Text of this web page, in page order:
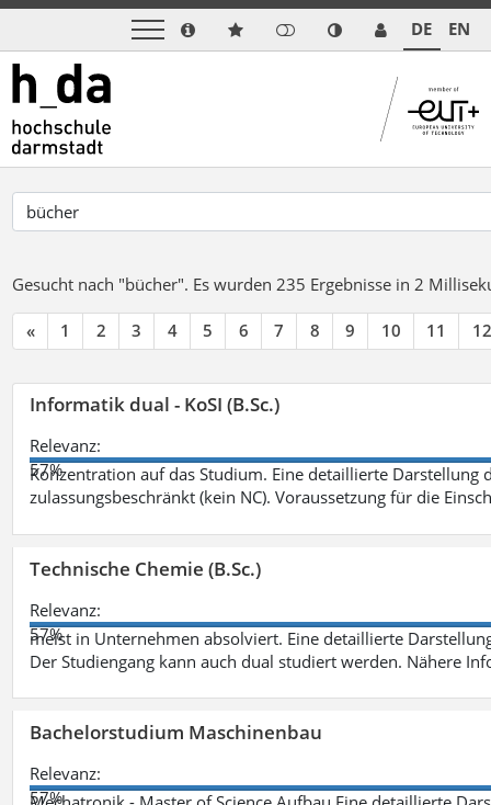
DE EN
Gesucht nach "bücher". Es wurden 235 Ergebnisse in 2
« 1 2 3 4 5 6 7 8 9 10 11 12
Informatik dual - KoSI (B.Sc.)
Relevanz:
57%
Konzentration auf das Studium. Eine detaillierte
zulassungsbeschränkt (kein NC). Voraussetzung für die
Technische Chemie (B.Sc.)
Relevanz:
57%
meist in Unternehmen absolviert. Eine detaillierte
Der Studiengang kann auch dual studiert werden. Nähere
Bachelorstudium Maschinenbau
Relevanz:
57%